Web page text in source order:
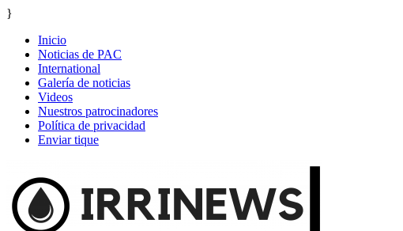
}
Inicio
Noticias de PAC
International
Galería de noticias
Videos
Nuestros patrocinadores
Política de privacidad
Enviar tique